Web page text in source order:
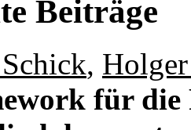
Beiträge
,
für